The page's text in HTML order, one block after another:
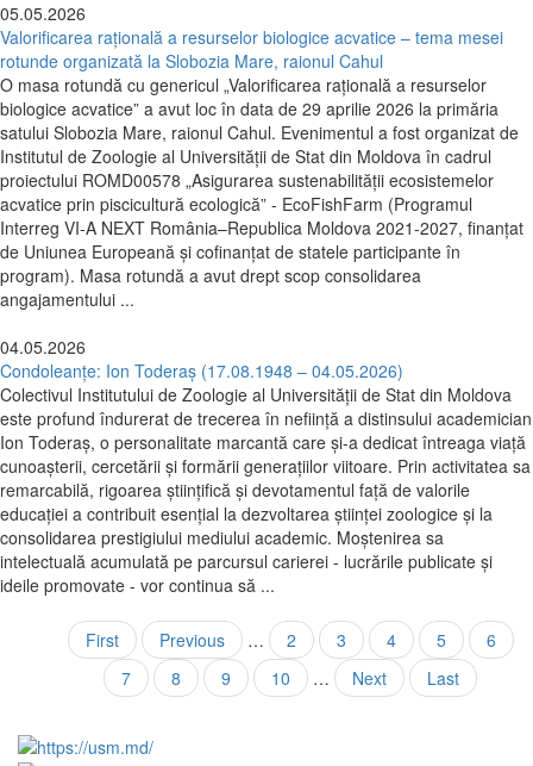
05.05.2026
Valorificarea rațională a resurselor biologice acvatice – tema mesei
rotunde organizată la Slobozia Mare, raionul Cahul
O masa rotundă cu genericul „Valorificarea rațională a resurselor
biologice acvatice” a avut loc în data de 29 aprilie 2026 la primăria
satului Slobozia Mare, raionul Cahul. Evenimentul a fost organizat de
Institutul de Zoologie al Universității de Stat din Moldova în cadrul
proiectului ROMD00578 „Asigurarea sustenabilității ecosistemelor
acvatice prin piscicultură ecologică” - EcoFishFarm (Programul
Interreg VI-A NEXT România–Republica Moldova 2021-2027, finanțat
de Uniunea Europeană şi cofinanţat de statele participante în
program). Masa rotundă a avut drept scop consolidarea
angajamentului ...
04.05.2026
Condoleanțe: Ion Toderaș (17.08.1948 – 04.05.2026)
Colectivul Institutului de Zoologie al Universității de Stat din Moldova
este profund îndurerat de trecerea în neființă a distinsului academician
Ion Toderaș, o personalitate marcantă care și-a dedicat întreaga viață
cunoașterii, cercetării și formării generațiilor viitoare. Prin activitatea sa
remarcabilă, rigoarea științifică și devotamentul față de valorile
educației a contribuit esențial la dezvoltarea științei zoologice și la
consolidarea prestigiului mediului academic. Moștenirea sa
intelectuală acumulată pe parcursul carierei - lucrările publicate și
ideile promovate - vor continua să ...
Paginare Prima
pagină
First
Pagina
anterioară
Previous … Page
2 Page
3 Page
4 Page
5
6
Page
7 Page
8 Page
9 Page
10 …
Pagina
următoare
Next
Ultima
pagină
Last